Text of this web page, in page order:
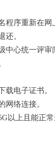
序重新在
还。
心统一评审
电子证书。
络连接。
上且能正常